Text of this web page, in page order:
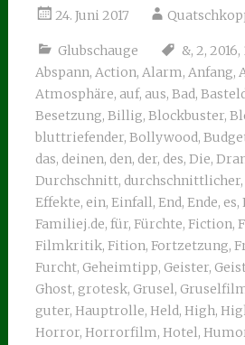
24. Juni 2017
Glubschauge &, 2, 2016,
Abspann, Action, Alarm, Anfang,
Atmosphäre, auf, aus, Bad,
Besetzung, Billig, Blockbuster,
bluttriefender, Bollywood,
das, deinen, den, der, des, Die,
Durchschnitt, durchschnittlicher,
Effekte, ein, Einfall, End, Ende, es,
Familiej.de, für, Fürchte, Fiction,
Filmkritik, Fition, Fortzetzung,
Furcht, Geheimtipp, Geister,
Ghost, grotesk, Grusel,
guter, Hauptrolle, Held, High,
Horror, Horrorfilm, Hotel,